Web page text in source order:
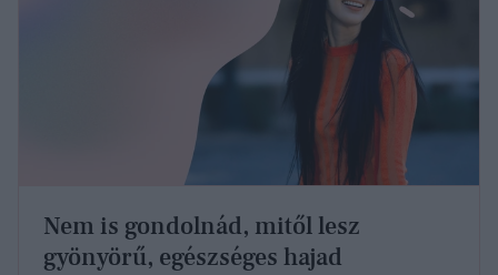
Nem is gondolnád, mitől lesz
gyönyörű, egészséges hajad